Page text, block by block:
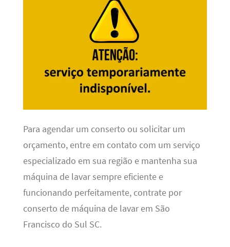
Para agendar um conserto ou solicitar um
orçamento, entre em contato com um serviço
especializado em sua região e mantenha sua
máquina de lavar sempre eficiente e
funcionando perfeitamente, contrate por
conserto de máquina de lavar em São
Francisco do Sul SC.